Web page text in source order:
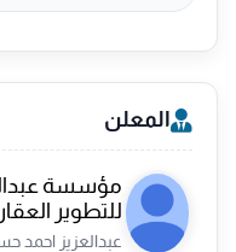
المعلن
مؤسسة
للتطوير
عبدالعزيز احمد